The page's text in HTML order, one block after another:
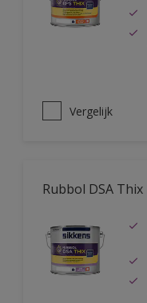
Vergelijk
Rubbol DSA Thix